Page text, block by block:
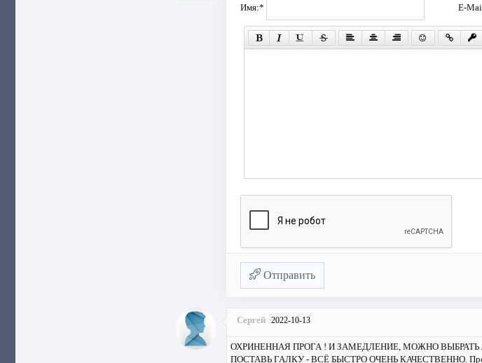
Имя:* E-
Отправить
Сергей 2022-10-13
ОХРИНЕННАЯ ПРОГА ! И ЗАМЕДЛЕНИЕ, МОЖНО
ПОСТАВЬ ГАЛКУ - ВСЁ БЫСТРО ОЧЕНЬ КАЧЕСТВЕННО.